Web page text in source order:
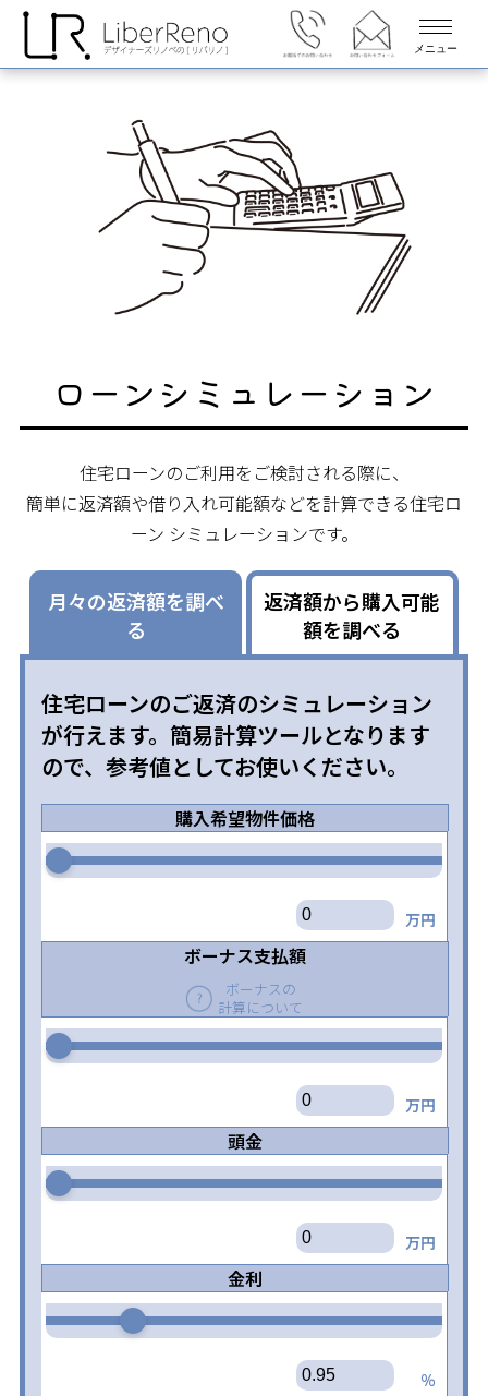
メニュー
ローンシミュレーション
住宅ローンのご利用をご検討される際に、
簡単に返済額や借り入れ可能額などを計算できる住宅ロ
ーン シミュレーションです。
月々の返済額を調べ
る
返済額から購入可能
額を調べる
住宅ローンのご返済のシミュレーション
が行えます。簡易計算ツールとなります
ので、参考値としてお使いください。
購入希望物件価格
万円
ボーナス支払額
ボーナスの
計算について
万円
頭金
万円
金利
％